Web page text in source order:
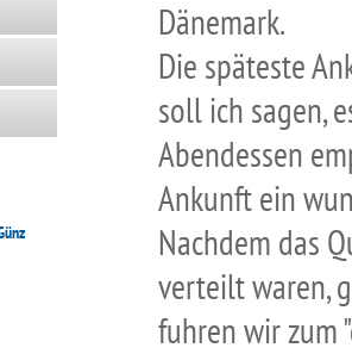
Dänemark.
Die späteste
soll ich sagen,
Abendessen
Ankunft ein
Nachdem das
verteilt waren,
fuhren wir zum